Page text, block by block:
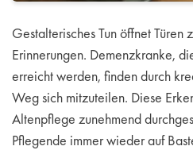
Gestalterisches Tun öffnet Türen
Erinnerungen. Demenzkranke,
erreicht werden, finden durch
Weg sich mitzuteilen. Diese
Altenpflege zunehmend
Pflegende immer wieder auf